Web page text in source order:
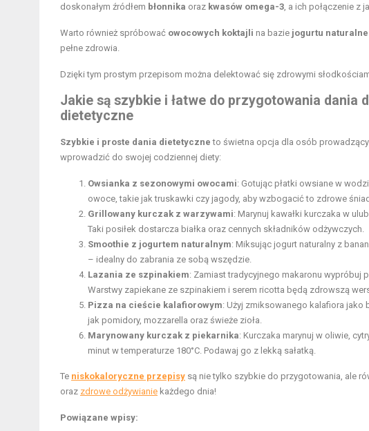
doskonałym źródłem błonnika oraz kwasów omega-3 , a ich połączenie z
Warto również spróbować owocowych koktajli na bazie jogurtu
pełne zdrowia.
Dzięki tym prostym przepisom można delektować się zdrowymi
Jakie są szybkie i łatwe do przygotowania dania
dietetyczne
Szybkie i proste dania dietetyczne to świetna opcja dla osób
wprowadzić do swojej codziennej diety:
Owsianka z sezonowymi owocami: Gotując płatki owsiane w
owoce, takie jak truskawki czy jagody, aby wzbogacić to zdrowe
Grillowany kurczak z warzywami: Marynuj kawałki kurczaka w
Taki posiłek dostarcza białka oraz cennych składników odżywczych.
Smoothie z jogurtem naturalnym: Miksując jogurt naturalny z
– idealny do zabrania ze sobą wszędzie.
Lazania ze szpinakiem: Zamiast tradycyjnego makaronu wypróbuj
Warstwy zapiekane ze szpinakiem i serem ricotta będą zdrowszą
Pizza na cieście kalafiorowym: Użyj zmiksowanego kalafiora
jak pomidory, mozzarella oraz świeże zioła.
Marynowany kurczak z piekarnika: Kurczaka marynuj w oliwie,
minut w temperaturze 180°C. Podawaj go z lekką sałatką.
Te niskokaloryczne przepisy są nie tylko szybkie do przygotowania, ale
oraz zdrowe odżywianie każdego dnia!
Powiązane wpisy: